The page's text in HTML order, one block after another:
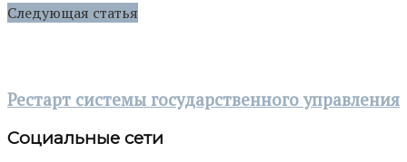
Следующая статья
Рестарт системы государственного управления
Социальные сети